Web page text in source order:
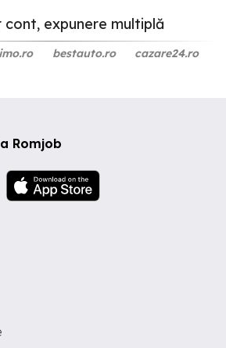
cont, expunere multiplă
bestauto.ro cazare24.ro
Romjob